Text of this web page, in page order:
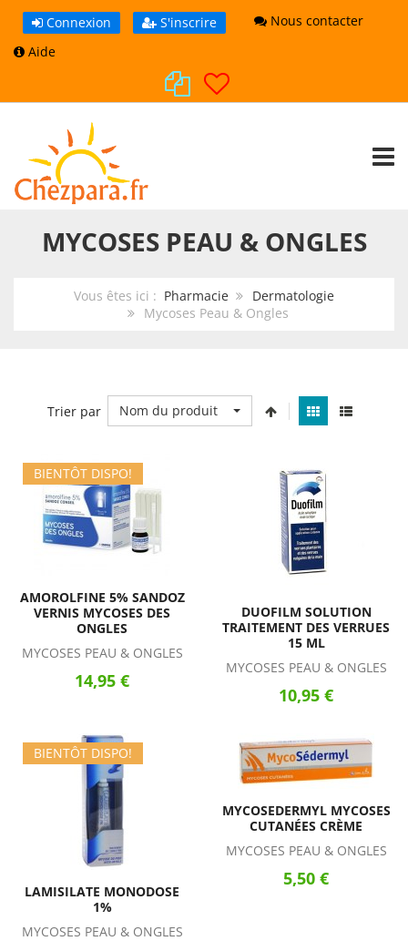
Connexion S'inscrire
Nous contacter
Aide
MYCOSES PEAU & ONGLES
Vous êtes ici : Pharmacie
Dermatologie
Mycoses Peau & Ongles
Trier par Nom du produit
BIENTÔT DISPO!
AMOROLFINE 5% SANDOZ
VERNIS MYCOSES DES
ONGLES
MYCOSES PEAU & ONGLES
14,95 €
DUOFILM SOLUTION
TRAITEMENT DES VERRUES
15 ML
MYCOSES PEAU & ONGLES
10,95 €
BIENTÔT DISPO!
LAMISILATE MONODOSE
1%
MYCOSES PEAU & ONGLES
MYCOSEDERMYL MYCOSES
CUTANÉES CRÈME
MYCOSES PEAU & ONGLES
5,50 €